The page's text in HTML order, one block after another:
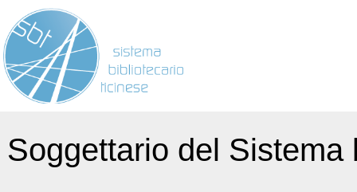
Soggettario del